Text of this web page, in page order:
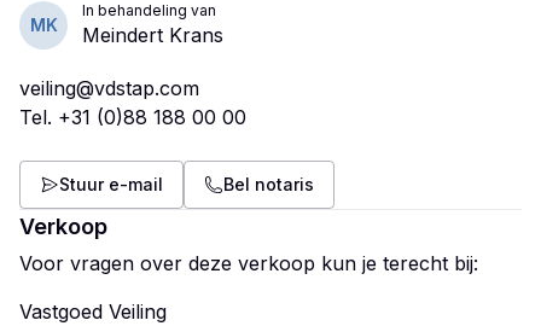
MK
In behandeling van
Meindert Krans
veiling@vdstap.com
Tel. +31 (0)88 188 00 00
Stuur e-mail Bel notaris
Verkoop
Voor vragen over deze verkoop kun je terecht bij:
Vastgoed Veiling